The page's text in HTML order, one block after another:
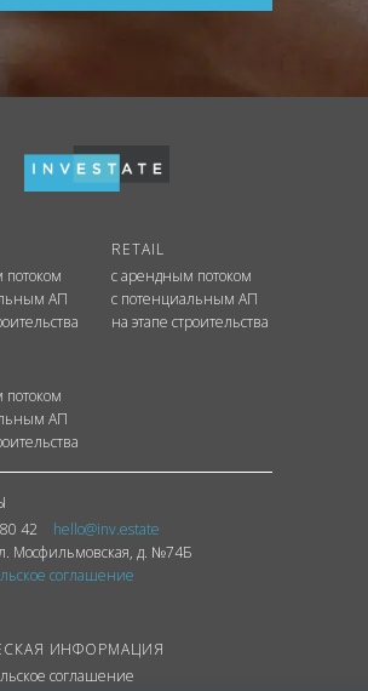
АП
RETAIL
с арендным потоком
с потенциальным АП
на этапе строительства
АП
42
hello@inv.estate
Мосфильмовская, д. №74Б
соглашение
ИНФОРМАЦИЯ
соглашение